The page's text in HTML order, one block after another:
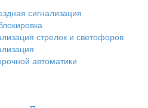
сигнализация
стрелок и светофоров
автоматики